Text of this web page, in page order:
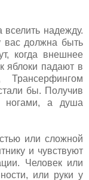
надежду.
вас должна быть
когда внешнее
яблоки падают в
бы. Получив
ногами, а душа
или сложной
и чувствуют
Человек или
или руки у